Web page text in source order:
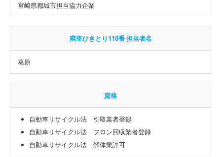
宮崎県都城市担当協力企業
廃車ひきとり110番 担当者名
葛原
資格
自動車リサイクル法 引取業者登録
自動車リサイクル法 フロン回収業者登録
自動車リサイクル法 解体業許可